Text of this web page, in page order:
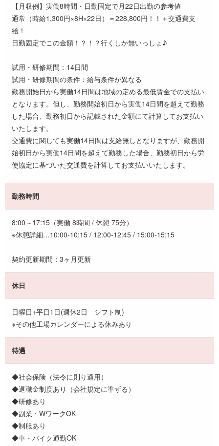
【月収例】実働8時間・日勤固定で月22日出勤の参考値
通常（時給1,300円×8H×22日）＝228,800円！！＋交通費支
給！
日勤固定でこの金額！？！？行くしか無いっしょ♪
試用・研修期間：14日間
試用・研修期間の条件：給与条件が異なる
勤務開始日から実働14日間は地域の定める最低賃金での支払い
となります。但し、勤務開始初日から実働14日間を超えて勤務
した場合、勤務初日から記載された金額にて計算してお支払い
いたします。
交通費に関しても実働14日間は支給無しとなりますが、勤務開
始初日から実働14日間を超えて勤務した場合、勤務初日から労
使協定に基づいた交通費を計算してお支払いいたします。
勤務時間
8:00～17:15（実働 8時間 / 休憩 75分）
※休憩詳細…10:00-10:15 / 12:00-12:45 / 15:00-15:15
契約更新期間：3ヶ月更新
休日
日曜日+平日1日(週休2日 シフト制)
※その他工場カレンダーによる休みあり
待遇
◆社会保険（法令に則り適用）
◆退職金制度あり（会社規定に準ずる）
◆研修あり
◆副業・WワークOK
◆制服あり
◆車・バイク通勤OK